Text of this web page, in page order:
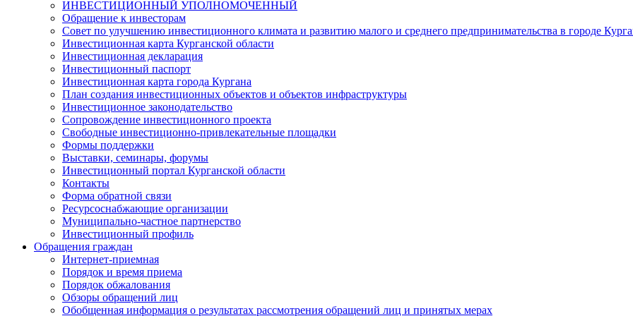
ИНВЕСТИЦИОННЫЙ УПОЛНОМОЧЕННЫЙ
Обращение к инвесторам
Совет по улучшению инвестиционного климата и развитию малого и среднего предпринимательства в городе
Инвестиционная карта Курганской области
Инвестиционная декларация
Инвестиционный паспорт
Инвестиционная карта города Кургана
План создания инвестиционных объектов и объектов инфраструктуры
Инвестиционное законодательство
Сопровождение инвестиционного проекта
Свободные инвестиционно-привлекательные площадки
Формы поддержки
Выставки, семинары, форумы
Инвестиционный портал Курганской области
Контакты
Форма обратной связи
Ресурсоснабжающие организации
Муниципально-частное партнерство
Инвестиционный профиль
Обращения граждан
Интернет-приемная
Порядок и время приема
Порядок обжалования
Обзоры обращений лиц
Обобщенная информация о результатах рассмотрения обращений лиц и принятых мерах